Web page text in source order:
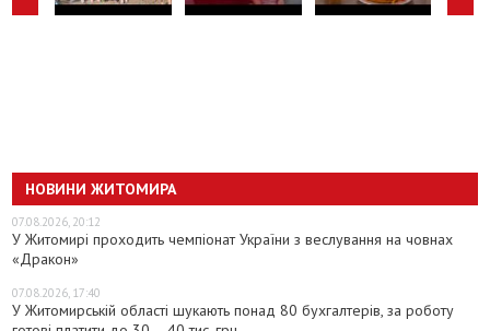
НОВИНИ ЖИТОМИРА
07.08.2026, 20:12
У Житомирі проходить чемпіонат України з веслування на човнах
«Дракон»
07.08.2026, 17:40
У Житомирській області шукають понад 80 бухгалтерів, за роботу